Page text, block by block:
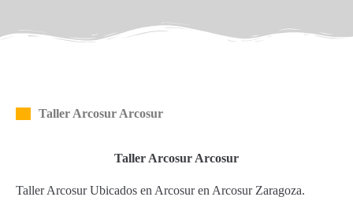
Taller Arcosur Arcosur
Taller Arcosur Arcosur
Taller Arcosur Ubicados en Arcosur en Arcosur Zaragoza.